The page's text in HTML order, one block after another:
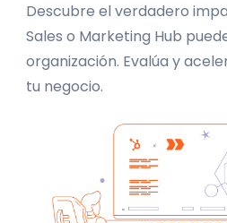
Descubre el verdadero
Sales o Marketing Hub
organización. Evalúa y
tu negocio.